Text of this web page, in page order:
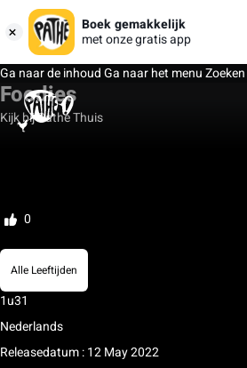
Boek gemakkelijk
met onze gratis app
Ga naar de inhoudGa naar het menuZoeken
Foodies
Kijk bij Pathé Thuis
0
Alle Leeftijden
1u31
Nederlands
Releasedatum : 12 May 2022